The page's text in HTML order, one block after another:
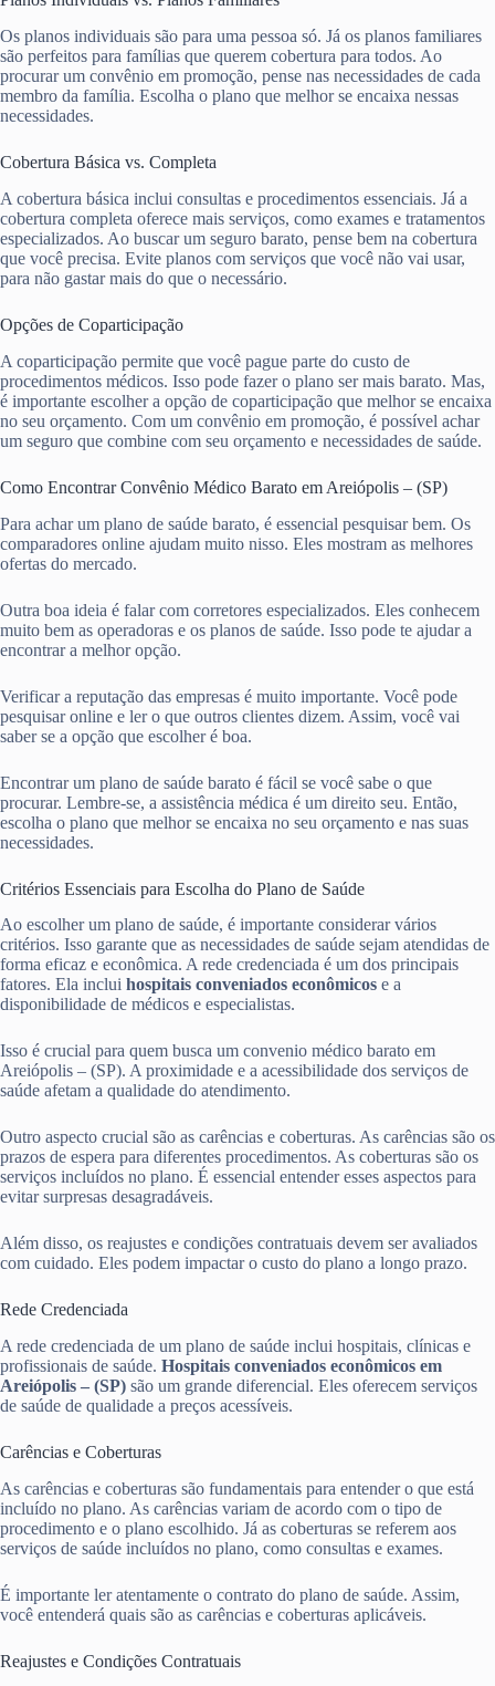
Os planos individuais são para uma pessoa só. Já os planos familiares
são perfeitos para famílias que querem cobertura para todos. Ao
procurar um convênio em promoção, pense nas necessidades de cada
membro da família. Escolha o plano que melhor se encaixa nessas
necessidades.
Cobertura Básica vs. Completa
A cobertura básica inclui consultas e procedimentos essenciais. Já a
cobertura completa oferece mais serviços, como exames e tratamentos
especializados. Ao buscar um seguro barato, pense bem na cobertura
que você precisa. Evite planos com serviços que você não vai usar,
para não gastar mais do que o necessário.
Opções de Coparticipação
A coparticipação permite que você pague parte do custo de
procedimentos médicos. Isso pode fazer o plano ser mais barato. Mas,
é importante escolher a opção de coparticipação que melhor se encaixa
no seu orçamento. Com um convênio em promoção, é possível achar
um seguro que combine com seu orçamento e necessidades de saúde.
Como Encontrar Convênio Médico Barato em Areiópolis – (SP)
Para achar um plano de saúde barato, é essencial pesquisar bem. Os
comparadores online ajudam muito nisso. Eles mostram as melhores
ofertas do mercado.
Outra boa ideia é falar com corretores especializados. Eles conhecem
muito bem as operadoras e os planos de saúde. Isso pode te ajudar a
encontrar a melhor opção.
Verificar a reputação das empresas é muito importante. Você pode
pesquisar online e ler o que outros clientes dizem. Assim, você vai
saber se a opção que escolher é boa.
Encontrar um plano de saúde barato é fácil se você sabe o que
procurar. Lembre-se, a assistência médica é um direito seu. Então,
escolha o plano que melhor se encaixa no seu orçamento e nas suas
necessidades.
Critérios Essenciais para Escolha do Plano de Saúde
Ao escolher um plano de saúde, é importante considerar vários
critérios. Isso garante que as necessidades de saúde sejam atendidas de
forma eficaz e econômica. A rede credenciada é um dos principais
fatores. Ela inclui hospitais conveniados econômicos e a
disponibilidade de médicos e especialistas.
Isso é crucial para quem busca um convenio médico barato em
Areiópolis – (SP). A proximidade e a acessibilidade dos serviços de
saúde afetam a qualidade do atendimento.
Outro aspecto crucial são as carências e coberturas. As carências são os
prazos de espera para diferentes procedimentos. As coberturas são os
serviços incluídos no plano. É essencial entender esses aspectos para
evitar surpresas desagradáveis.
Além disso, os reajustes e condições contratuais devem ser avaliados
com cuidado. Eles podem impactar o custo do plano a longo prazo.
Rede Credenciada
A rede credenciada de um plano de saúde inclui hospitais, clínicas e
profissionais de saúde. Hospitais conveniados econômicos em
Areiópolis – (SP) são um grande diferencial. Eles oferecem serviços
de saúde de qualidade a preços acessíveis.
Carências e Coberturas
As carências e coberturas são fundamentais para entender o que está
incluído no plano. As carências variam de acordo com o tipo de
procedimento e o plano escolhido. Já as coberturas se referem aos
serviços de saúde incluídos no plano, como consultas e exames.
É importante ler atentamente o contrato do plano de saúde. Assim,
você entenderá quais são as carências e coberturas aplicáveis.
Reajustes e Condições Contratuais